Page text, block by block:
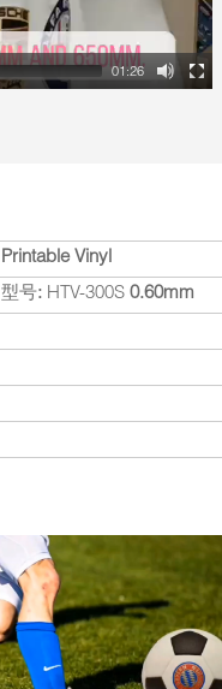
01:26
Printable Vinyl
型号: HTV-300S 0.60mm